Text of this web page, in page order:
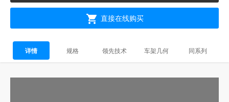
 直接在线购买
详情 规格 领先技术 车架几何 同系列